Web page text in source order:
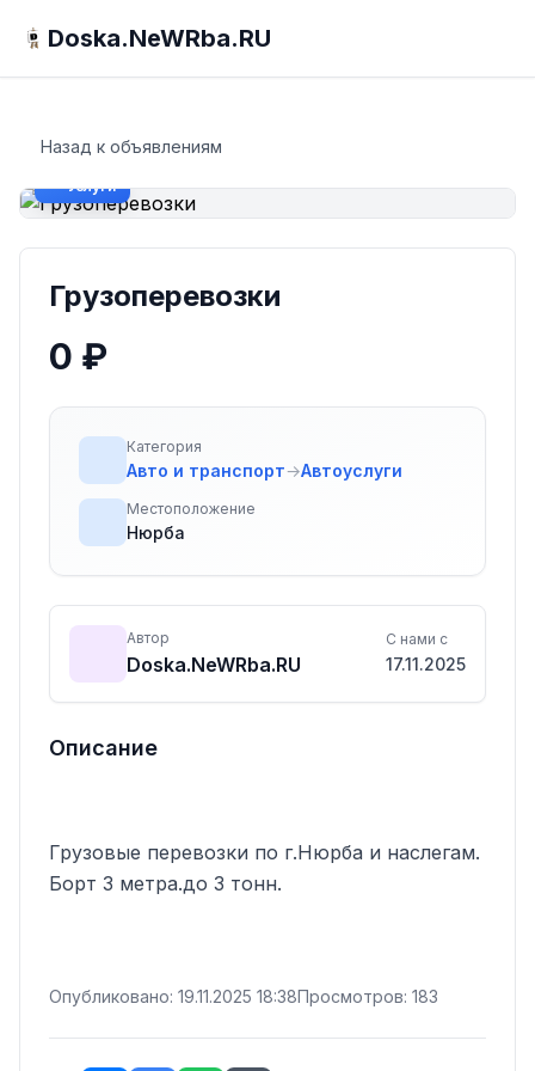
Doska.NeWRba.RU
Назад к объявлениям
Услуги
Грузоперевозки
0 ₽
Категория
Авто и транспорт→Автоуслуги
Местоположение
Нюрба
Автор
Doska.NeWRba.RU
С нами с
17.11.2025
Описание
Грузовые перевозки по г.Нюрба и наслегам.
Борт 3 метра.до 3 тонн.
Опубликовано: 19.11.2025 18:38Просмотров: 183